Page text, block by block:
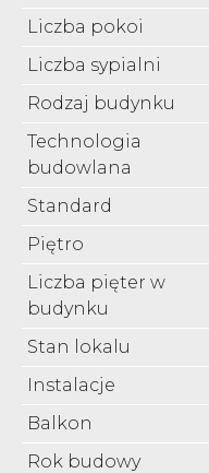
Liczba pokoi
Liczba sypialni
Rodzaj budynku
Technologia
budowlana
Standard
Piętro
Liczba pięter w
budynku
Stan lokalu
Instalacje
Balkon
Rok budowy